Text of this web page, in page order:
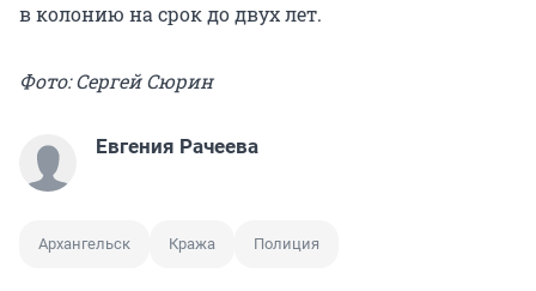
в колонию на срок до двух лет.
Фото: Сергей Сюрин
Евгения Рачеева
Архангельск Кража Полиция